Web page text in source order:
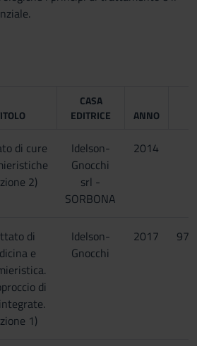
CASA
EDITRICE
ANNO
di cure
2)
Idelson-
Gnocchi
srl -
SORBONA
2014
di
e
di
1)
Idelson-
Gnocchi
2017